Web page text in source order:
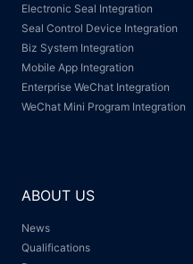
Electronic Seal Integration
Seal Control Device Integration
Biz System Integration
Mobile App Integration
Enterprise WeChat Integration
WeChat Mini Program Integration
ABOUT US
News
Qualifications